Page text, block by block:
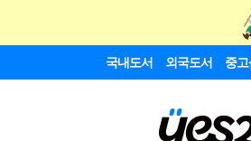
국내도서 외국도서 중고